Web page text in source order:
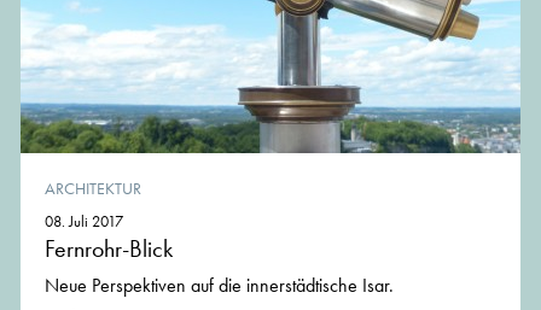
ARCHITEKTUR
08. Juli 2017
Fernrohr-Blick
Neue Perspektiven auf die innerstädtische Isar.